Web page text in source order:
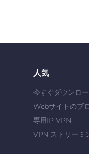
人気
今すぐダウンロ
Webサイトのブ
専用IP VPN
VPN ストリーミ